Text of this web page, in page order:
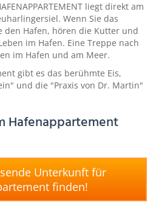
liegt direkt am
Wenn Sie das
den Hafen, hören die Kutter und
im Hafen. Eine Treppe nach
im Hafen und am Meer.
gibt es das berühmte Eis,
und die "Praxis von Dr. Martin"
Hafenappartement
Unterkunft für
finden!